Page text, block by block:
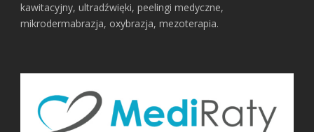
kawitacyjny, ultradźwięki, peelingi medyczne,
mikrodermabrazja, oxybrazja, mezoterapia.